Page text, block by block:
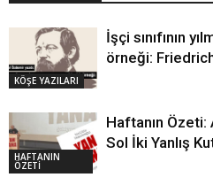
KÖŞE YAZILARI
İşçi sınıfının
örneği:
HAFTANIN
ÖZETİ
Haftanın Özeti:
Sol İki Yanlış